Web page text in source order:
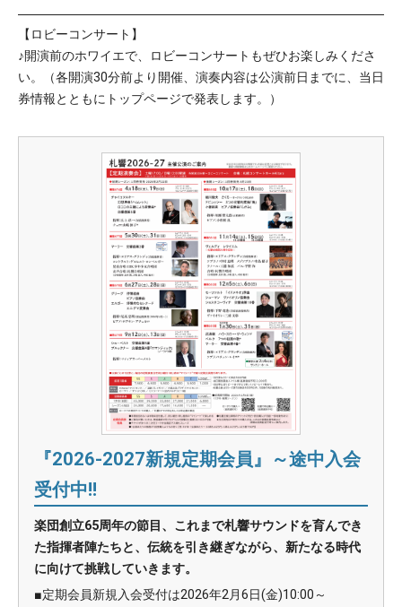
【ロビーコンサート】
♪開演前のホワイエで、ロビーコンサートもぜひお楽しみくださ
い。（各開演30分前より開催、演奏内容は公演前日までに、当日
券情報とともにトップページで発表します。）
『2026-2027新規定期会員』～途中入会
受付中!!
楽団創立65周年の節目、これまで札響サウンドを育んでき
た指揮者陣たちと、伝統を引き継ぎながら、新たなる時代
に向けて挑戦していきます。
■定期会員新規入会受付は2026年2月6日(金)10:00～